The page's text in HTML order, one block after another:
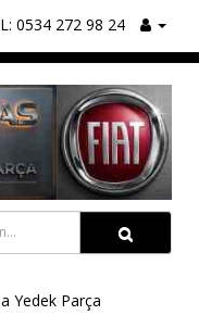
0534 272 98 24
Yedek Parça